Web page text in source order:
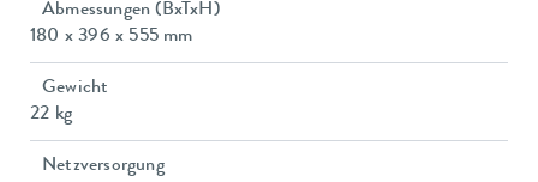
Abmessungen (BxTxH)
180 x 396 x 555 mm
Gewicht
22 kg
Netzversorgung